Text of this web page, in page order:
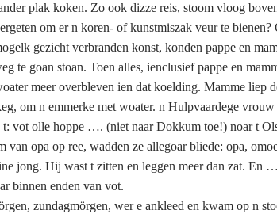
plak koken. Zo ook dizze reis, stoom vloog
om er n koren- of kunstmiszak veur te bienen?
gezicht verbranden konst, konden pappe en
te goan stoan. Toen alles, ienclusief pappe en
meer overbleven ien dat koelding. Mamme liep
om n emmerke met woater. n Hulpvaardege vrouw
t: vot olle hoppe …. (niet naar Dokkum toe!) noar t
van opa op ree, wadden ze allegoar bliede: opa,
jong. Hij wast t zitten en leggen meer dan zat. En
binnen enden van vot.
zundagmörgen, wer e ankleed en kwam op n